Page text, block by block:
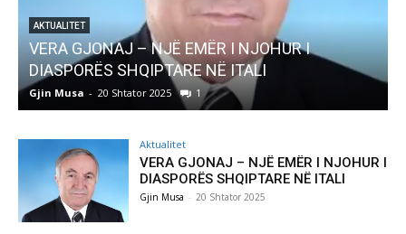
AKTUALITET
Pregaditi Gjin Musa-Rome- Shtator 2025
Gjin Musa - 8 Shtator 2025 0
Aktualitet
VERA GJONAJ – NJË EMËR I NJOHUR I
DIASPORËS SHQIPTARE NË ITALI
Gjin Musa - 20 Shtator 2025